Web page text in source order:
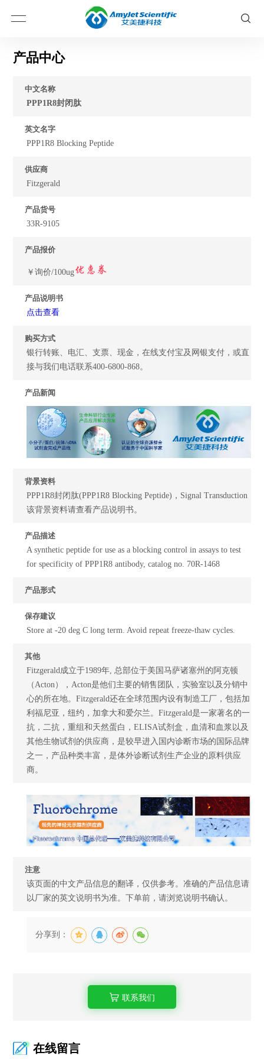
产品中心
中文名称
PPP1R8封闭肽
英文名字
PPP1R8 Blocking Peptide
供应商
Fitzgerald
产品货号
33R-9105
产品报价
￥询价/100ug
产品说明书
点击查看
购买方式
银行转账、电汇、支票、现金，在线支付宝及网银支付，或直
接与我们电话联系400-6800-868。
产品新闻
背景资料
PPP1R8封闭肽(PPP1R8 Blocking Peptide)，Signal Transduction
该背景资料请查看产品说明书。
产品描述
A synthetic peptide for use as a blocking control in assays to test
for specificity of PPP1R8 antibody, catalog no. 70R-1468
产品形式
保存建议
Store at -20 deg C long term. Avoid repeat freeze-thaw cycles.
其他
Fitzgerald成立于1989年, 总部位于美国马萨诸塞州的阿克顿
（Acton），Acton是他们主要的销售团队，实验室以及分销中
心的所在地。Fitzgerald还在全球范围内设有制造工厂，包括加
利福尼亚，纽约，加拿大和爱尔兰。Fitzgerald是一家著名的一
抗，二抗，重组和天然蛋白，ELISA试剂盒，血清和血浆以及
其他生物试剂的供应商，是较早进入国内诊断市场的国际品牌
之一，产品种类丰富，是体外诊断试剂生产企业的原料供应
商。
注意
该页面的中文产品信息的翻译，仅供参考。准确的产品信息请
以厂家的英文说明书为准。下单前，请浏览说明书确认。
分享到：
联系我们
在线留言